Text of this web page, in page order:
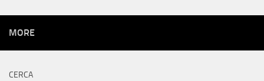
MORE
CERCA